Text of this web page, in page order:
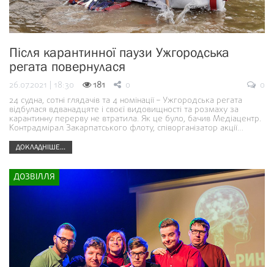
Після карантинної паузи Ужгородська
регата повернулася
26.07.2021 | 18:30 181 0
0
24 судна, сотні глядачів та 4 номінації – Ужгородська регата
відбулася вдванадцяте і своєї видовищності та розмаху за
карантинну перерву не втратила. Як це було, бачив Медіацентр.
Контрадмірал Закарпатського флоту, співорганізатор акції…
ДОКЛАДНІШЕ...
ДОЗВІЛЛЯ